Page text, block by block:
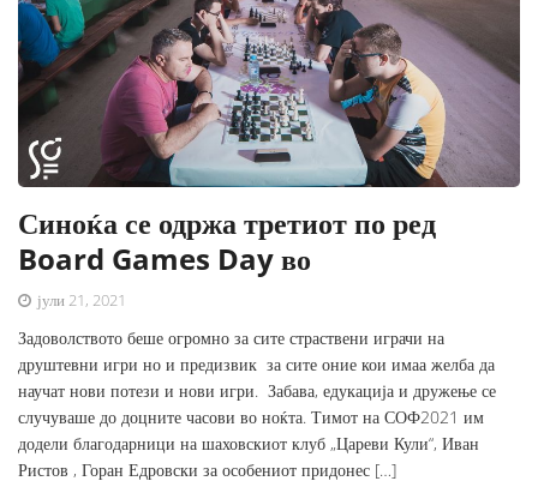
Синоќа се одржа третиот по ред
Board Games Day во
јули 21, 2021
Задоволството беше огромно за сите страствени играчи на
друштевни игри но и предизвик за сите оние кои имаа желба да
научат нови потези и нови игри. Забава, едукација и дружење се
случуваше до доцните часови во ноќта. Тимот на СОФ2021 им
додели благодарници на шаховскиот клуб „Цареви Кули“, Иван
Ристов , Горан Едровски за особениот придонес […]